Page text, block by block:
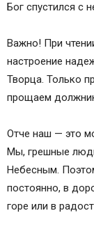
Бог спустился с
Важно! При
настроение
Творца. Только
прощаем
Отче наш — это
Мы, грешные
Небесным.
постоянно, в
горе или в